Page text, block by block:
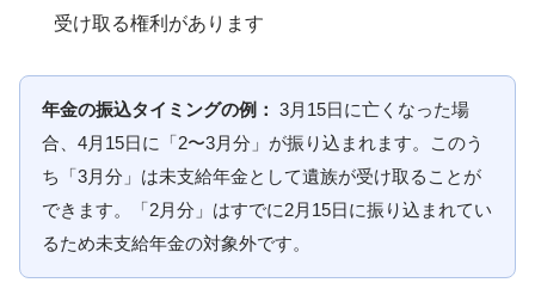
受け取る権利があります
年金の振込タイミングの例： 3月15日に亡くなった場
合、4月15日に「2〜3月分」が振り込まれます。このう
ち「3月分」は未支給年金として遺族が受け取ることが
できます。「2月分」はすでに2月15日に振り込まれてい
るため未支給年金の対象外です。